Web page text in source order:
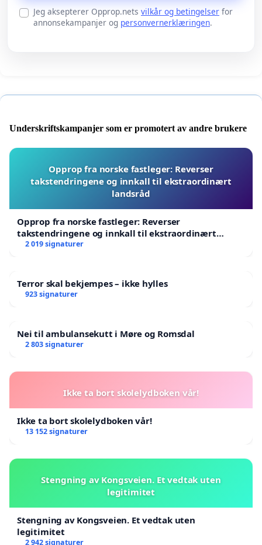
Jeg aksepterer Opprop.nets vilkår og betingelser for
annonsekampanjer og personvernerklæringen.
Underskriftskampanjer som er promotert av andre brukere
Opprop fra norske fastleger: Reverser
takstendringene og innkall til ekstraordinært
landsråd
Opprop fra norske fastleger: Reverser
takstendringene og innkall til ekstraordinært
landsråd
2 019 signaturer
Terror skal bekjempes – ikke hylles
923 signaturer
Nei til ambulansekutt i Møre og Romsdal
2 803 signaturer
Ikke ta bort skolelydboken vår!
Ikke ta bort skolelydboken vår!
13 152 signaturer
Stengning av Kongsveien. Et vedtak uten
legitimitet
Stengning av Kongsveien. Et vedtak uten
legitimitet
2 942 signaturer